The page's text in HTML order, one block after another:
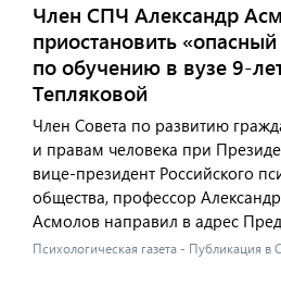
Член СПЧ Александр
приостановить
по обучению в вузе 9-
Тепляковой
Член Совета по развитию
и правам человека при
вице-президент Российского
общества, профессор
Асмолов направил в адрес
Психологическая газета - Публикация в